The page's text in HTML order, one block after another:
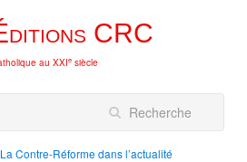
CRC
au XXIe siècle
Contre-Réforme dans l’actualité